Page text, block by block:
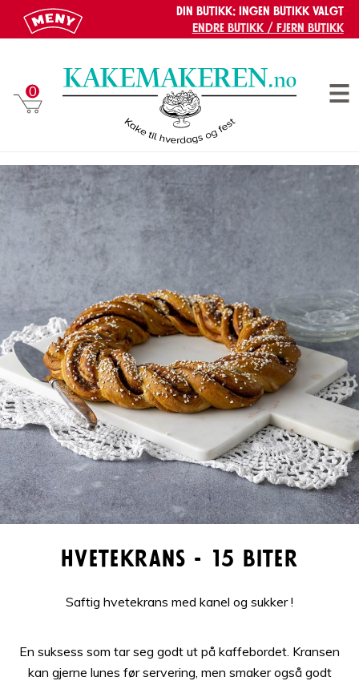
Din butikk:
Ingen butikk valgt
Endre butikk / Fjern butikk
0
Hvetekrans - 15 biter
Saftig hvetekrans med kanel og sukker !
En suksess som tar seg godt ut på kaffebordet. Kransen
kan gjerne lunes før servering, men smaker også godt